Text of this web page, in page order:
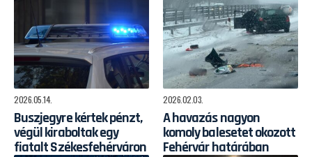
2026.05.14.
Buszjegyre kértek pénzt,
végül kiraboltak egy
fiatalt Székesfehérváron
2026.02.03.
A havazás nagyon
komoly balesetet okozott
Fehérvár határában